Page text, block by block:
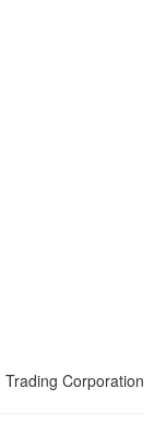
Trading Corporation